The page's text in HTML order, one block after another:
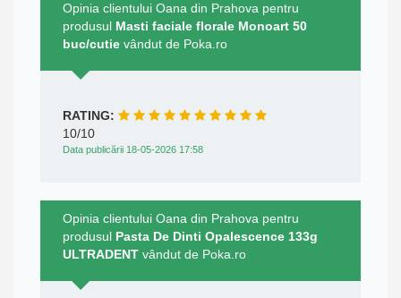
Opinia clientului Oana din Prahova pentru
produsul Masti faciale florale Monoart 50
buc/cutie vândut de Poka.ro
RATING:
10/10
Data publicării 18-05-2026 17:58
Opinia clientului Oana din Prahova pentru
produsul Pasta De Dinti Opalescence 133g
ULTRADENT vândut de Poka.ro